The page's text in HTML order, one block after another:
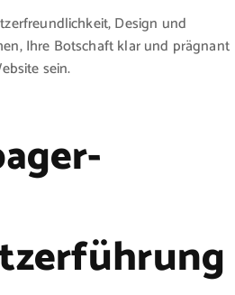
Design und
Ihre Botschaft klar und prägnant
sein.